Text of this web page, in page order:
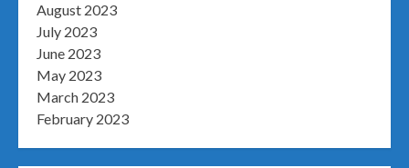
August 2023
July 2023
June 2023
May 2023
March 2023
February 2023